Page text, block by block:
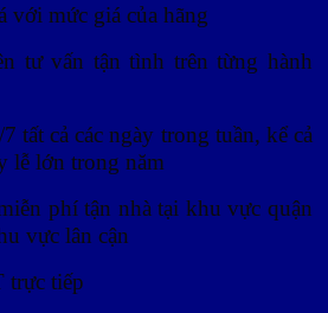
với mức giá của hãng
tư vấn tận tình trên từng hành
tất cả các ngày trong tuần, kể cả
lễ lớn trong năm
phí tận nhà tại khu vực quận
vực lân cận
trực tiếp